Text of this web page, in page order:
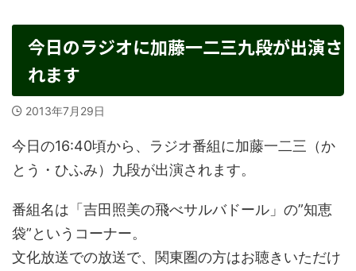
今日のラジオに加藤一二三九段が出演さ
れます
2013年7月29日
今日の16:40頃から、ラジオ番組に加藤一二三（か
とう・ひふみ）九段が出演されます。
番組名は「吉田照美の飛べサルバドール」の”知恵
袋”というコーナー。
文化放送での放送で、関東圏の方はお聴きいただけ